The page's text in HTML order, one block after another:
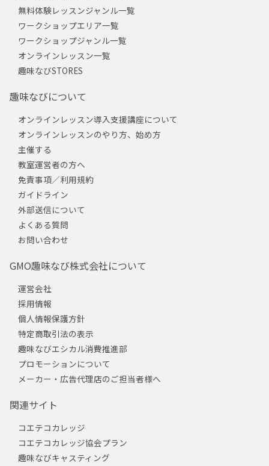
無料体験レッスンジャンル一覧
ワークショップエリア一覧
ワークショップジャンル一覧
オンラインレッスン一覧
趣味なびSTORES
趣味なびについて
オンラインレッスン導入支援講座について
オンラインレッスンのやり方、始め方
主催する
教室運営者の方へ
免責事項／利用規約
ガイドライン
外部送信について
よくある質問
お問い合わせ
GMO趣味なび株式会社について
運営会社
採用情報
個人情報保護方針
特定商取引法の表示
趣味なびエシカル消費推進部
プロモーションについて
メーカー・広告代理店のご担当者様へ
関連サイト
コエテコカレッジ
コエテコカレッジ協会プラン
趣味なびキャスティング